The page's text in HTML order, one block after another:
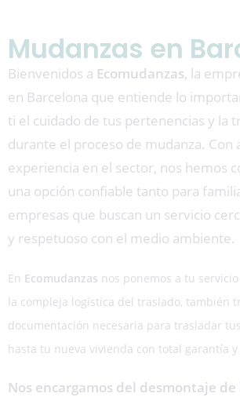
Mudanzas en
Bienvenidos a Ecomudanzas, la
en Barcelona que entiende lo
ti el cuidado de tus pertenencias y la
durante el proceso de mudanza. Con
experiencia en el sector, nos hemos
una opción confiable tanto para
empresas que buscan un servicio
y respetuoso con el medio ambiente.
En Ecomudanzas nos ponemos a tu
la compleja logística del traslado, también
documentación necesaria para trasladar
hasta tu nueva vivienda con total garantía
Nos encargamos del desmontaje